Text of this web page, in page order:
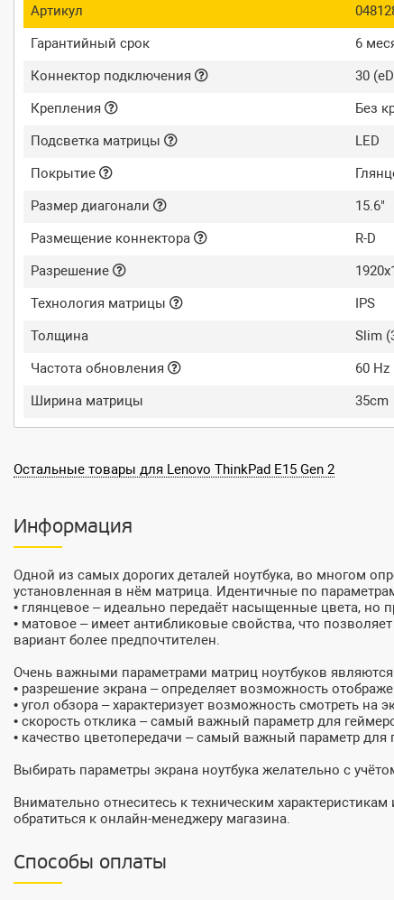
Артикул
Гарантийный срок
6
Коннектор подключения
30
Крепления
Без
Подсветка матрицы
LED
Покрытие
Размер диагонали
15.6"
Размещение коннектора
R-D
Разрешение
Технология матрицы
IPS
Толщина
Slim
Частота обновления
60 Hz
Ширина матрицы
35cm
Остальные товары для Lenovo ThinkPad E15 Gen 2
Информация
Одной из самых дорогих деталей ноутбука, во многом
установленная в нём матрица. Идентичные по
• глянцевое – идеально передаёт насыщенные цвета, но
• матовое – имеет антибликовые свойства, что
вариант более предпочтителен.
Очень важными параметрами матриц ноутбуков
• разрешение экрана – определяет возможность
• угол обзора – характеризует возможность смотреть
• скорость отклика – самый важный параметр для
• качество цветопередачи – самый важный параметр
Выбирать параметры экрана ноутбука желательно с
Внимательно отнеситесь к техническим
обратиться к онлайн-менеджеру магазина.
Способы оплаты